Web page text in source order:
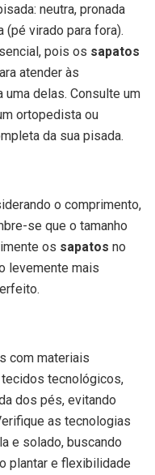
neutra, pronada
(pé virado para fora).
pois os sapatos
atender às
delas. Consulte um
ortopedista ou
da sua pisada.
o comprimento,
se que o tamanho
os sapatos no
levemente mais
com materiais
tecnológicos,
dos pés, evitando
as tecnologias
e solado, buscando
plantar e flexibilidade